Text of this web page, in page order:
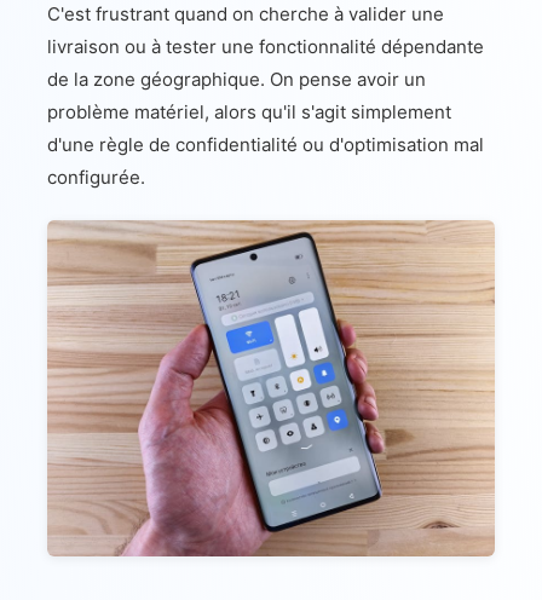
C'est frustrant quand on cherche à valider une
livraison ou à tester une fonctionnalité dépendante
de la zone géographique. On pense avoir un
problème matériel, alors qu'il s'agit simplement
d'une règle de confidentialité ou d'optimisation mal
configurée.